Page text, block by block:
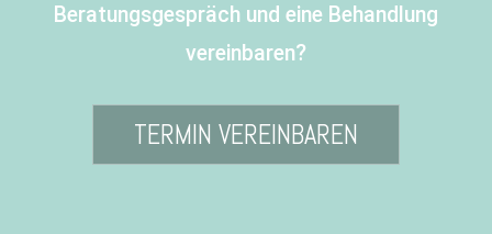
Beratungsgespräch und eine Behandlung
vereinbaren?
TERMIN VEREINBAREN